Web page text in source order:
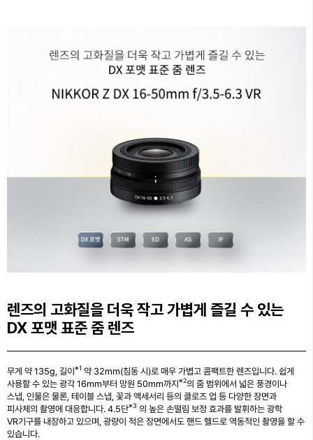
렌즈의 고화질을 더욱 작고 가볍게 즐길 수 있는
DX 포맷 표준 줌 렌즈
무게 약 135g, 길이※1 약 32mm(침동 시)로 매우 가볍고 콤팩트한 렌즈입니다. 쉽게
사용할 수 있는 광각 16mm부터 망원 50mm까지※2의 줌 범위에서 넓은 풍경이나
스냅, 인물은 물론, 테이블 스냅, 꽃과 액세서리 등의 클로즈 업 등 다양한 장면과
피사체의 촬영에 대응합니다. 4.5단※3 의 높은 손떨림 보정 효과를 발휘하는 광학
VR기구를 내장하고 있으며, 광량이 적은 장면에서도 핸드 헬드로 역동적인 촬영을 할 수
있습니다.